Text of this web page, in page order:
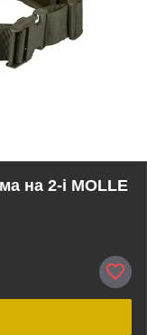
на 2-і MOLLE